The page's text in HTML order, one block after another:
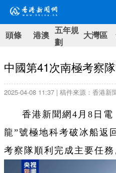
頭條 港澳 五年規
劃
大灣區
中國第41次南極考察
2025-04-08 11:37 | 稿件來源：香港新
香港新聞網4月8日
龍”號極地科考破冰船返
考察隊順利完成主要任務